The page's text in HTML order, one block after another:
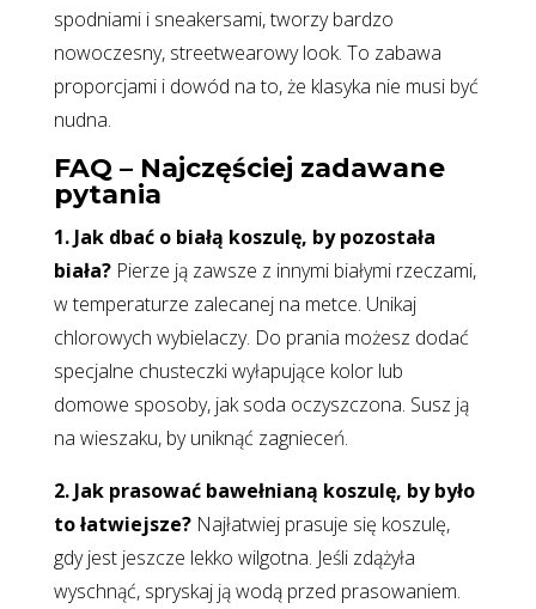
spodniami i sneakersami, tworzy bardzo
nowoczesny, streetwearowy look. To zabawa
proporcjami i dowód na to, że klasyka nie musi być
nudna.
FAQ – Najczęściej zadawane
pytania
1. Jak dbać o białą koszulę, by pozostała
biała?Pierze ją zawsze z innymi białymi rzeczami,
w temperaturze zalecanej na metce. Unikaj
chlorowych wybielaczy. Do prania możesz dodać
specjalne chusteczki wyłapujące kolor lub
domowe sposoby, jak soda oczyszczona. Susz ją
na wieszaku, by uniknąć zagnieceń.
2. Jak prasować bawełnianą koszulę, by było
to łatwiejsze?Najłatwiej prasuje się koszulę,
gdy jest jeszcze lekko wilgotna. Jeśli zdążyła
wyschnąć, spryskaj ją wodą przed prasowaniem.